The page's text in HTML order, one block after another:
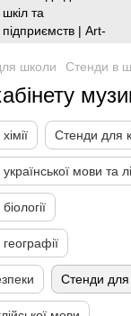
школи Стенди в
Стенди для
мови та
Стенди для